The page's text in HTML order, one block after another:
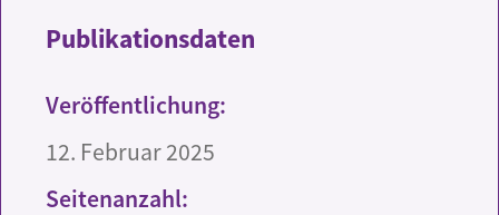
Publikationsdaten
Veröffentlichung:
12. Februar 2025
Seitenanzahl: